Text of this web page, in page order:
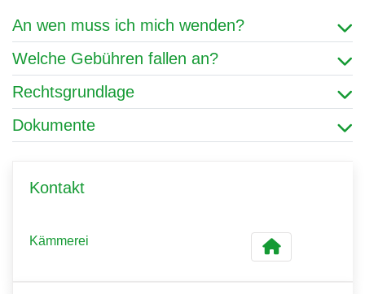
An wen muss ich mich wenden?
Welche Gebühren fallen an?
Rechtsgrundlage
Dokumente
Kontakt
Kämmerei